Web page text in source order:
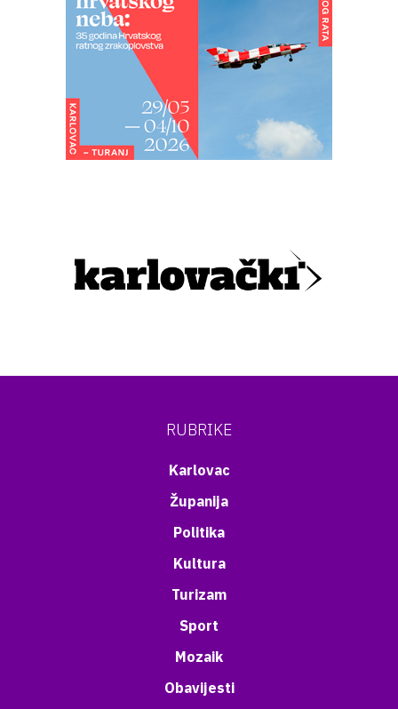
RUBRIKE
Karlovac
Županija
Politika
Kultura
Turizam
Sport
Mozaik
Obavijesti